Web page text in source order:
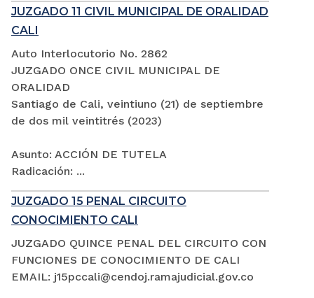
JUZGADO 11 CIVIL MUNICIPAL DE ORALIDAD
CALI
Auto Interlocutorio No. 2862
JUZGADO ONCE CIVIL MUNICIPAL DE
ORALIDAD
Santiago de Cali, veintiuno (21) de septiembre
de dos mil veintitrés (2023)
Asunto: ACCIÓN DE TUTELA
Radicación: ...
JUZGADO 15 PENAL CIRCUITO
CONOCIMIENTO CALI
JUZGADO QUINCE PENAL DEL CIRCUITO CON
FUNCIONES DE CONOCIMIENTO DE CALI
EMAIL: j15pccali@cendoj.ramajudicial.gov.co